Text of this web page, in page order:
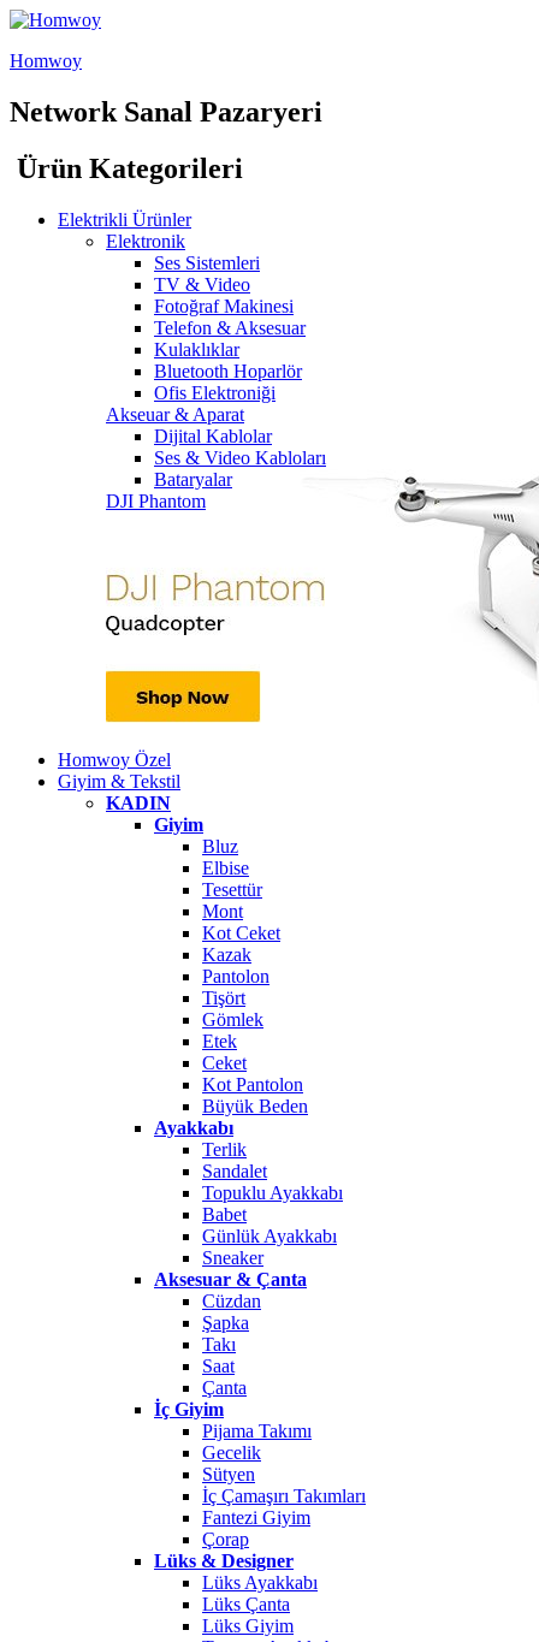
Homwoy
Network Sanal Pazaryeri
Ürün Kategorileri
Elektrikli Ürünler
Elektronik
Ses Sistemleri
TV & Video
Fotoğraf Makinesi
Telefon & Aksesuar
Kulaklıklar
Bluetooth Hoparlör
Ofis Elektroniği
Akseuar & Aparat
Dijital Kablolar
Ses & Video Kabloları
Bataryalar
DJI Phantom
Homwoy Özel
Giyim & Tekstil
KADIN
Giyim
Bluz
Elbise
Tesettür
Mont
Kot Ceket
Kazak
Pantolon
Tişört
Gömlek
Etek
Ceket
Kot Pantolon
Büyük Beden
Ayakkabı
Terlik
Sandalet
Topuklu Ayakkabı
Babet
Günlük Ayakkabı
Sneaker
Aksesuar & Çanta
Cüzdan
Şapka
Takı
Saat
Çanta
İç Giyim
Pijama Takımı
Gecelik
Sütyen
İç Çamaşırı Takımları
Fantezi Giyim
Çorap
Lüks & Designer
Lüks Ayakkabı
Lüks Çanta
Lüks Giyim